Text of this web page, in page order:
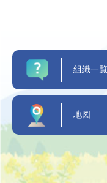
組織一
地図